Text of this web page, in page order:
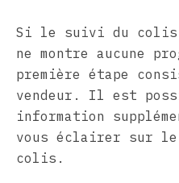
Si le suivi du colis
ne montre aucune
première étape
vendeur. Il est
information
vous éclairer sur
colis.